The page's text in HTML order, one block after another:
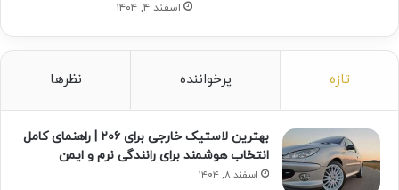
اسفند ۴, ۱۴۰۴
تازه پرخواننده نظرها
بهترین لاستیک خارجی برای ۲۰۶ | راهنمای کامل
انتخاب هوشمند برای رانندگی نرم و ایمن
اسفند ۸, ۱۴۰۴